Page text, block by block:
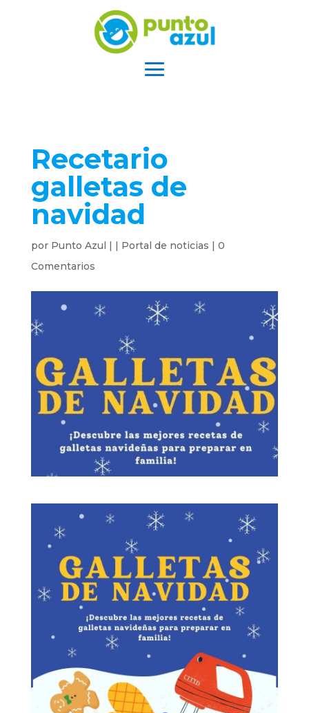
Recetario
galletas de
navidad
por Punto Azul | | Portal de noticias | 0
Comentarios